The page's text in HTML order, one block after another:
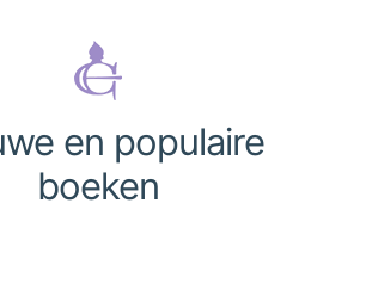
en populaire
boeken